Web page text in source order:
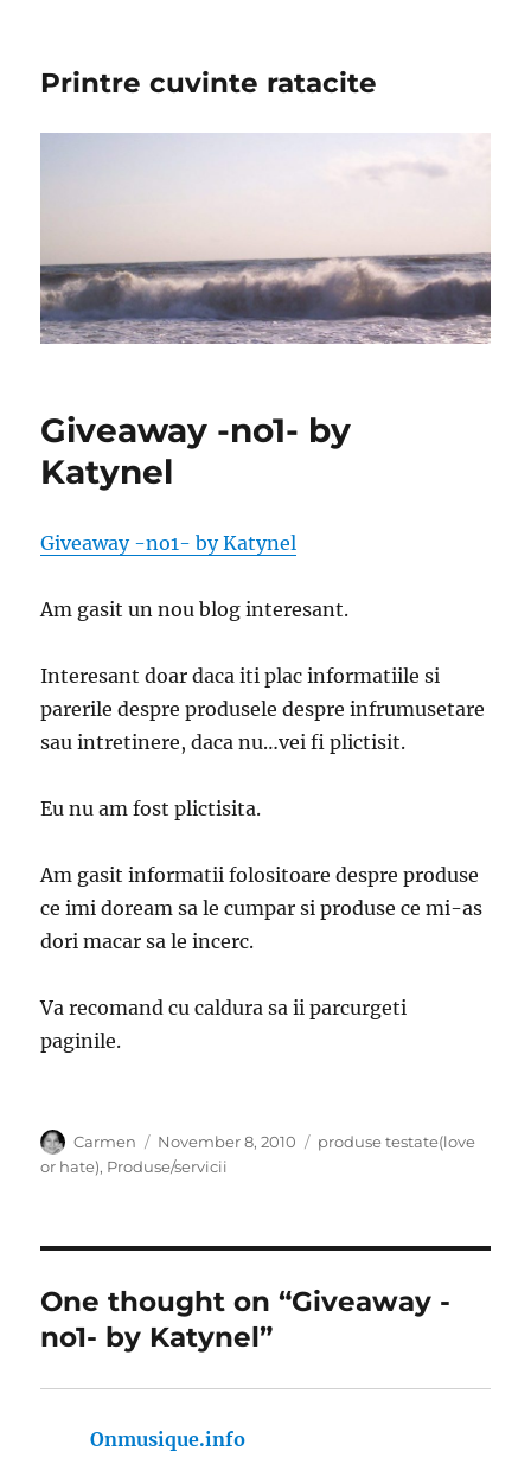
Printre cuvinte ratacite
Giveaway -no1- by
Katynel
Giveaway -no1- by Katynel
Am gasit un nou blog interesant.
Interesant doar daca iti plac informatiile si
parerile despre produsele despre infrumusetare
sau intretinere, daca nu…vei fi plictisit.
Eu nu am fost plictisita.
Am gasit informatii folositoare despre produse
ce imi doream sa le cumpar si produse ce mi-as
dori macar sa le incerc.
Va recomand cu caldura sa ii parcurgeti
paginile.
Author
Carmen
Posted
on
November 8, 2010 Categories
produse testate(love
or hate), Produse/servicii
One thought on “Giveaway -
no1- by Katynel”
Onmusique.info